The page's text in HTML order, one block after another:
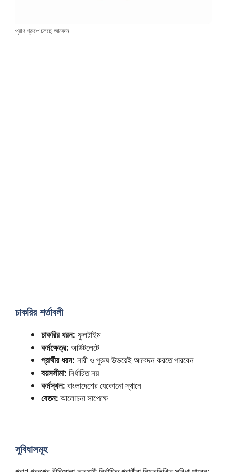
প্রাণ গ্রুপে চলছে আবেদন
চাকরির শর্তাবলী
চাকরির ধরন: ফুলটাইম
কর্মক্ষেত্র: আউটলেটে
প্রার্থীর ধরন: নারী ও পুরুষ উভয়েই আবেদন করতে পারবেন
বয়সসীমা: নির্ধারিত নয়
কর্মস্থল: বাংলাদেশের যেকোনো স্থানে
বেতন: আলোচনা সাপেক্ষে
সুবিধাসমূহ